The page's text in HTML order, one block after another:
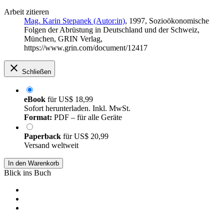
Arbeit zitieren
Mag. Karin Stepanek (Autor:in), 1997, Sozioökonomische
Folgen der Abrüstung in Deutschland und der Schweiz,
München, GRIN Verlag,
https://www.grin.com/document/12417
Schließen
eBook fürUS$ 18,99
Sofort herunterladen. Inkl. MwSt.
Format: PDF – für alle Geräte
Paperback fürUS$ 20,99
Versand weltweit
In den Warenkorb
Blick ins Buch